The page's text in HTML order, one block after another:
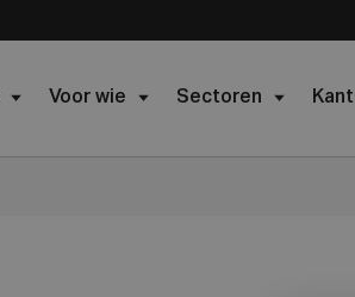
Voor wie Sectoren